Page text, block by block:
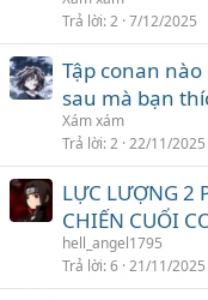
Trả lời 2 7/12/2025
Tập conan
sau mà bạn
Xám xám
Trả lời 2 22/11/2025
LỰC LƯỢNG 2
CHIẾN CUỐI
hell_angel1795
Trả lời 6 21/11/2025